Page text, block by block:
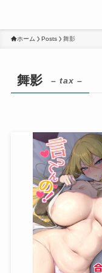
ホーム Posts 舞影
舞影 – tax –